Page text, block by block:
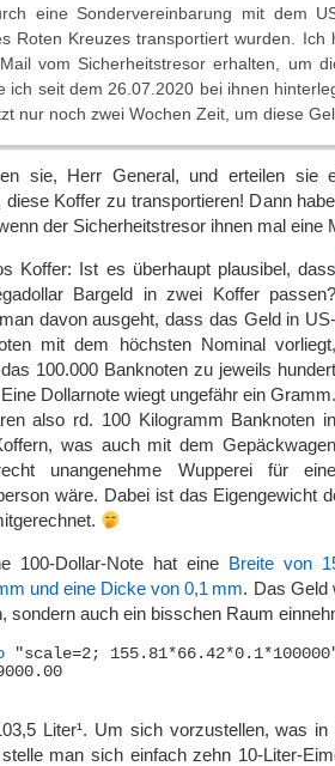
eine Sondervereinbarung mit dem
Roten Kreuzes transportiert wurden. Ich
vom Sicherheitstresor erhalten, um
ich seit dem 26.07.2020 bei ihnen
nur noch zwei Wochen Zeit, um diese
sie, Herr General, und erteilen sie
diese Koffer zu transportieren! Dann
der Sicherheitstresor ihnen mal eine
Koffer: Ist es überhaupt plausibel, dass
Bargeld in zwei Koffer
davon ausgeht, dass das Geld in US-
mit dem höchsten Nominal vorliegt,
100.000 Banknoten zu jeweils hundert
Dollarnote wiegt ungefähr ein Gramm.
also rd. 100 Kilogramm Banknoten in
was auch mit dem
unangenehme Wupperei für eine
wäre. Dabei ist das Eigengewicht
100-Dollar-Note hat eine Breite von
und eine Dicke von 0,1 mm. Das Geld
sondern auch ein bisschen Raum
"scale=2;
Liter¹. Um sich vorzustellen, was in
man sich einfach zehn 10-Liter-